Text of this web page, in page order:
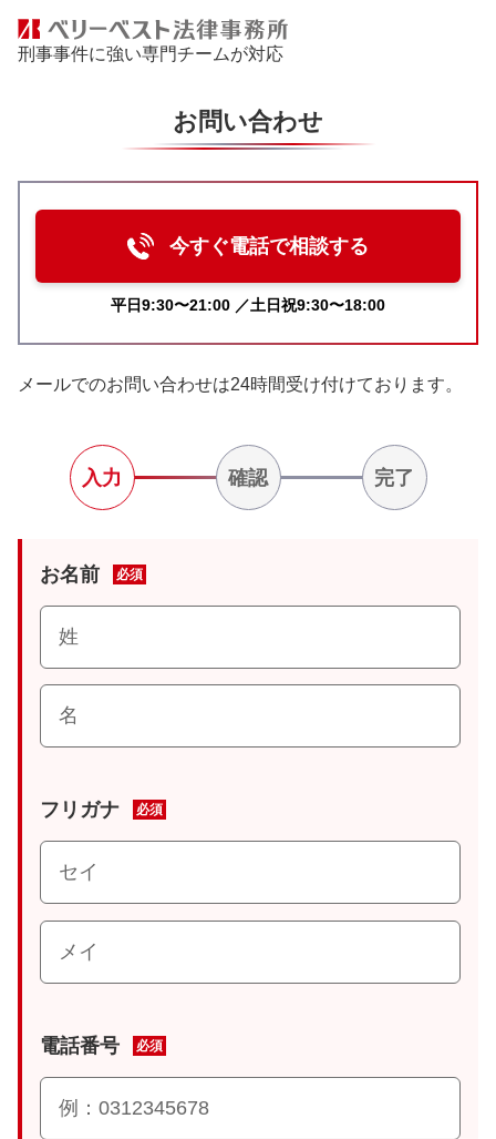
刑事事件に強い専門チームが対応
お問い合わせ
今すぐ電話で相談する
平日9:30〜21:00 ／土日祝9:30〜18:00
メールでのお問い合わせは24時間受け付けております。
入力 確認 完了
お名前 必須
フリガナ 必須
電話番号 必須